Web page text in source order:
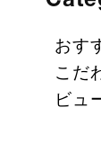
おす
こだ
ビュ